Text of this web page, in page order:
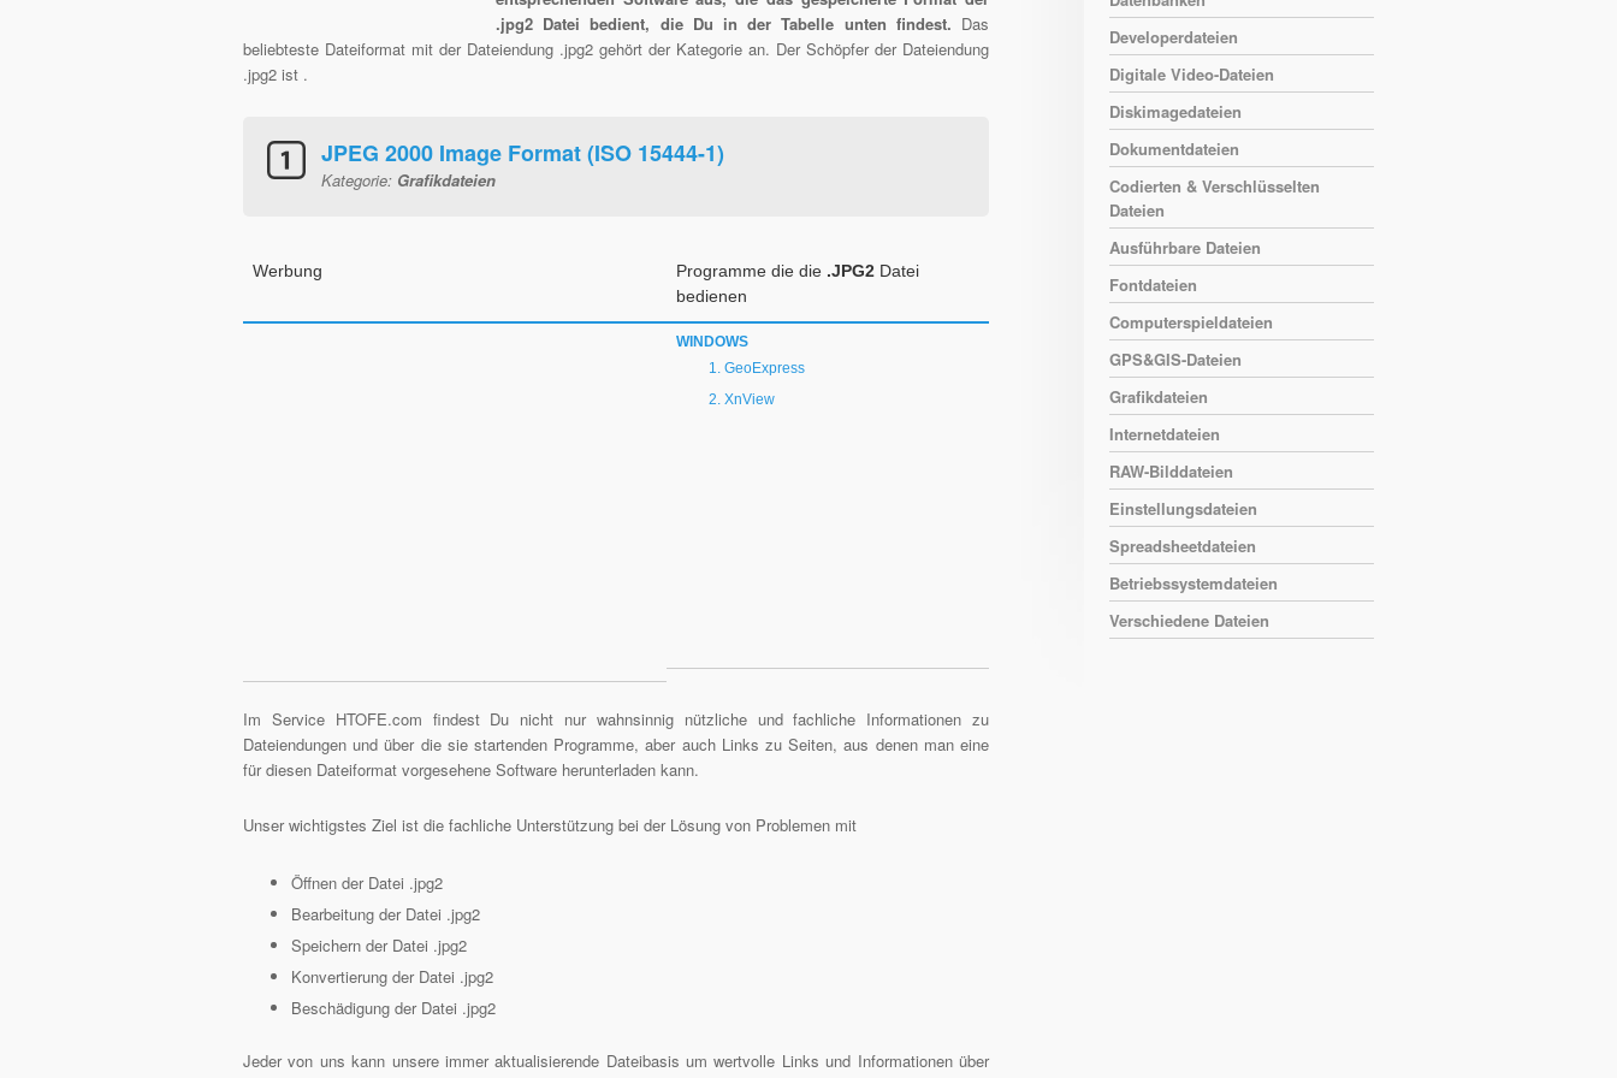
.jpg2 Datei bedient, die Du in der Tabelle unten findest. Das
beliebteste Dateiformat mit der Dateiendung .jpg2 gehört der Kategorie an. Der Schöpfer der Dateiendung
.jpg2 ist .
JPEG 2000 Image Format (ISO 15444-1)
Kategorie: Grafikdateien
Werbung Programme die die .JPG2 Datei
bedienen
WINDOWS
GeoExpress
XnView
Im Service HTOFE.com findest Du nicht nur wahnsinnig nützliche und fachliche Informationen zu
Dateiendungen und über die sie startenden Programme, aber auch Links zu Seiten, aus denen man eine
für diesen Dateiformat vorgesehene Software herunterladen kann.
Unser wichtigstes Ziel ist die fachliche Unterstützung bei der Lösung von Problemen mit
Öffnen der Datei .jpg2
Bearbeitung der Datei .jpg2
Speichern der Datei .jpg2
Konvertierung der Datei .jpg2
Beschädigung der Datei .jpg2
Jeder von uns kann unsere immer aktualisierende Dateibasis um wertvolle Links und Informationen über
Developerdateien
Digitale Video-Dateien
Diskimagedateien
Dokumentdateien
Codierten & Verschlüsselten
Dateien
Ausführbare Dateien
Fontdateien
Computerspieldateien
GPS&GIS-Dateien
Grafikdateien
Internetdateien
RAW-Bilddateien
Einstellungsdateien
Spreadsheetdateien
Betriebssystemdateien
Verschiedene Dateien